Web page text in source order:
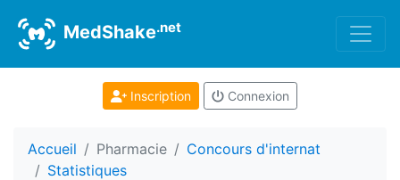
MedShake.net
Inscription Connexion
Accueil Pharmacie
Concours d'internat
Statistiques